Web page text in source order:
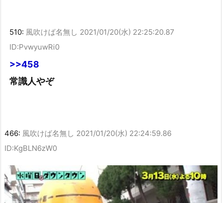
510: 風吹けば名無し 2021/01/20(水) 22:25:20.87
ID:PvwyuwRi0
>>458
常識人やぞ
466: 風吹けば名無し 2021/01/20(水) 22:24:59.86
ID:KgBLN6zW0